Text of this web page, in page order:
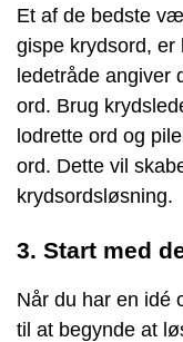
Et af de bedste
gispe krydsord, er
ledetråde angiver
ord. Brug
lodrette ord og
ord. Dette vil
krydsordsløsning.
3. Start med
Når du har en idé
til at begynde at